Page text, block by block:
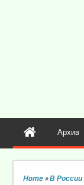
Архив
Home»В России